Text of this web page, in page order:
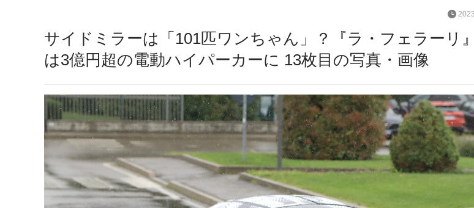
サイドミラーは「101匹ワンちゃん」？『ラ・フェラーリ
は3億円超の電動ハイパーカーに 13枚目の写真・画像